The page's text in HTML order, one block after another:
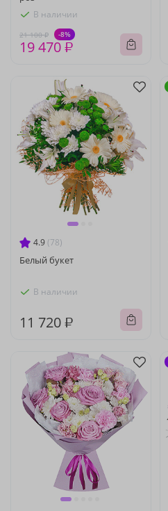
В наличии
21 100 ₽ -8%
19 470 ₽
4.9 (78)
Белый букет
В наличии
11 720 ₽